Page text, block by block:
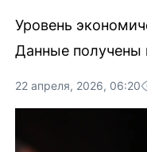
Уровень
Данные получены
22 апреля, 2026, 06:20